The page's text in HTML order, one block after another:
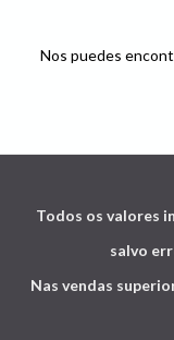
Nos puedes
Todos os valores
salvo
Nas vendas